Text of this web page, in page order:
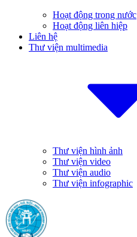
Hoạt động trong nước
Hoạt động liên hiệp
Liên hệ
Thư viện multimedia
Thư viện hình ảnh
Thư viện video
Thư viện audio
Thư viện infographic